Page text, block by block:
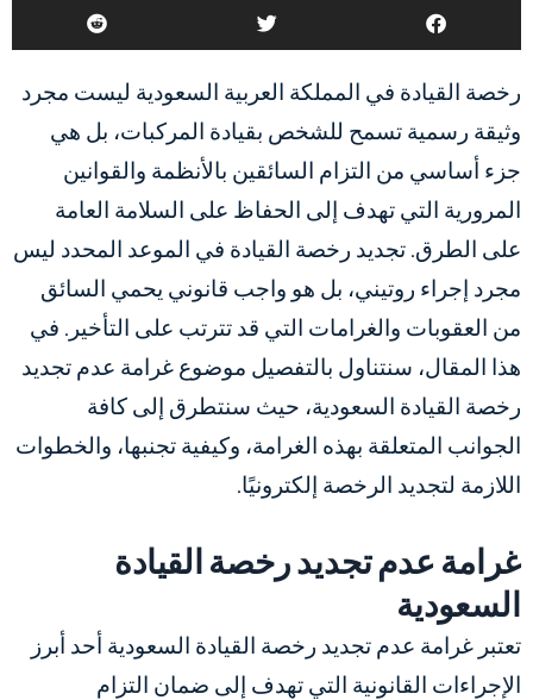
رخصة القيادة في المملكة العربية السعودية ليست مجرد
وثيقة رسمية تسمح للشخص بقيادة المركبات، بل هي
جزء أساسي من التزام السائقين بالأنظمة والقوانين
المرورية التي تهدف إلى الحفاظ على السلامة العامة
على الطرق. تجديد رخصة القيادة في الموعد المحدد ليس
مجرد إجراء روتيني، بل هو واجب قانوني يحمي السائق
من العقوبات والغرامات التي قد تترتب على التأخير. في
هذا المقال، سنتناول بالتفصيل موضوع غرامة عدم تجديد
رخصة القيادة السعودية، حيث سنتطرق إلى كافة
الجوانب المتعلقة بهذه الغرامة، وكيفية تجنبها، والخطوات
اللازمة لتجديد الرخصة إلكترونيًا.
غرامة عدم تجديد رخصة القيادة
السعودية
تعتبر غرامة عدم تجديد رخصة القيادة السعودية أحد أبرز
الإجراءات القانونية التي تهدف إلى ضمان التزام